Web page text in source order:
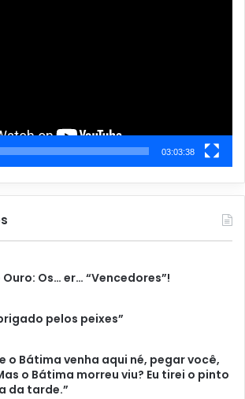
03:03:38
Os… er… “Vencedores”!
pelos peixes”
o Bátima venha aqui né, pegar você,
o Bátima morreu viu? Eu tirei o pinto
da tarde. ”